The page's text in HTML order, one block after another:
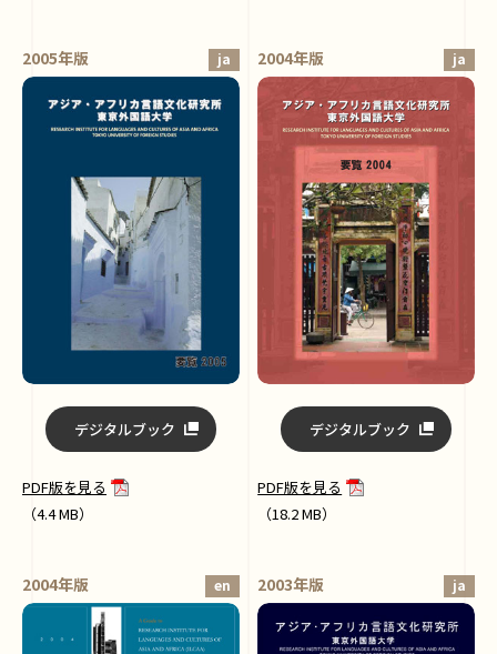
2005年版 ja
デジタルブック
PDF版を見る
（4.4 MB）
2004年版 ja
デジタルブック
PDF版を見る
（18.2 MB）
2004年版 en 2003年版 ja